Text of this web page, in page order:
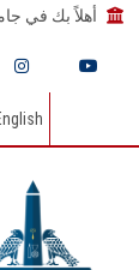
أهلاً بك في